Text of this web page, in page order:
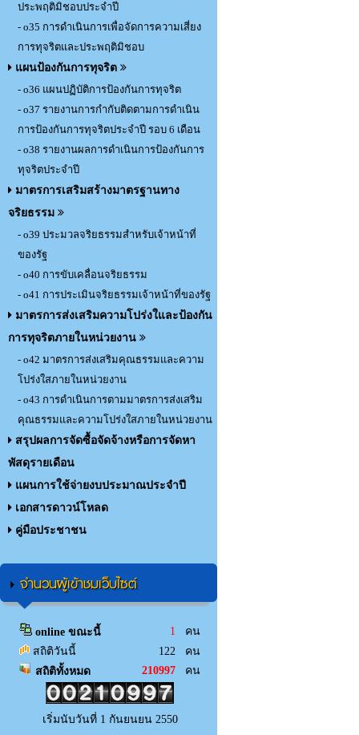
ประพฤติมิชอบประจำปี
- o35 การดำเนินการเพื่อจัดการความเสี่ยง
การทุจริตและประพฤติมิชอบ
แผนป้องกันการทุจริต
- o36 แผนปฏิบัติการป้องกันการทุจริต
- o37 รายงานการกำกับติดตามการดำเนิน
การป้องกันการทุจริตประจำปี รอบ 6 เดือน
- o38 รายงานผลการดำเนินการป้องกันการ
ทุจริตประจำปี
มาตรการเสริมสร้างมาตรฐานทาง
จริยธรรม
- o39 ประมวลจริยธรรมสำหรับเจ้าหน้าที่
ของรัฐ
- o40 การขับเคลื่อนจริยธรรม
- o41 การประเมินจริยธรรมเจ้าหน้าที่ของรัฐ
มาตรการส่งเสริมความโปร่งใและป้องกัน
การทุจริตภายในหน่วยงาน
- o42 มาตรการส่งเสริมคุณธรรมและความ
โปร่งใสภายในหน่วยงาน
- o43 การดำเนินการตามมาตรการส่งเสริม
คุณธรรมและความโปร่งใสภายในหน่วยงาน
สรุปผลการจัดซื้อจัดจ้างหรือการจัดหา
พัสดุรายเดือน
แผนการใช้จ่ายงบประมาณประจำปี
เอกสารดาวน์โหลด
คู่มือประชาชน
จำนวนผู้เข้าชมเว็บไซต์
online ขณะนี้ 1 คน
สถิติวันนี้
122 คน
สถิติทั้งหมด
210997 คน
เริ่มนับวันที่ 1 กันยนยน 2550